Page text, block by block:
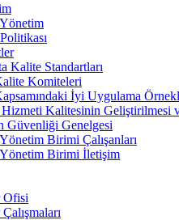
Kalite Standartları
Komiteleri
İyi Uygulama
Hizmeti Kalitesinin Geliştirilmesi
Güvenliği Genelgesi
Birimi Çalışanları
Birimi İletişim
Ofisi